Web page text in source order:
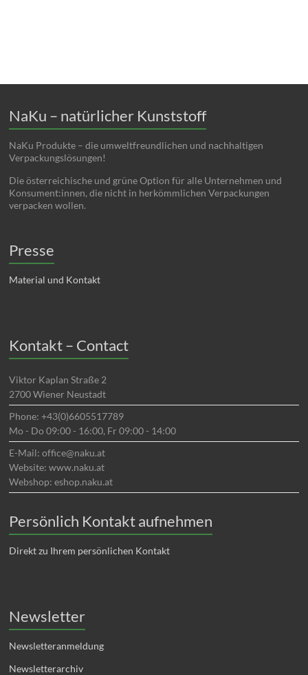
NaKu – natürlicher Kunststoff
NaKu Produkte – die umweltfreundlichen und nachhaltigen
Verpackungslösungen!
Die österreichische und grüne Option für alle Unternehmen und
Konsument:innen, die nicht in herkömmlichen Verpackungen
verpacken wollen.
Presse
Material und Kontakt
Kontakt – Contact
Viktor Kaplan Straße 2
2700 Wiener Neustadt
Phone: +43(0)6605517789
Mo - Do 09:00 - 16:00, Fr 09:00 - 14:00
E-Mail: office@naku.at
Website: www.naku.at
Webshop: eshop.naku.at
Persönlich Kontakt aufnehmen
Direkt zu Ihrem persönlichen Kontakt
Newsletter
Newsletteranmeldung
Newsletterarchiv